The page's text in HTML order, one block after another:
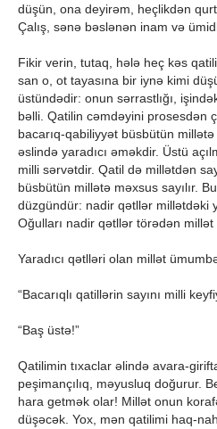
düşün, ona deyirəm, heçlikdən
Çalış, sənə bəslənən inam və
Fikir verin, tutaq, hələ heç kəs
san o, ot tayasına bir iynə kimi
üstündədir: onun sərrastlığı,
bəlli. Qatilin cəmdəyini prosesdən
bacarıq-qabiliyyət büsbütün
əslində yaradıcı əməkdir. Üstü
milli sərvətdir. Qatil də millətdən
büsbütün millətə məxsus sayılır.
düzgündür: nadir qətllər millətdəki
Oğulları nadir qətllər törədən millət
Yaradıcı qətlləri olan millət
“Bacarıqlı qatillərin sayını milli
“Baş üstə!”
Qatilimin tıxaclar əlində avara-
peşimançılıq, məyusluq doğurur.
hara getmək olar! Millət onun
düşəcək. Yox, mən qatilimi haq-